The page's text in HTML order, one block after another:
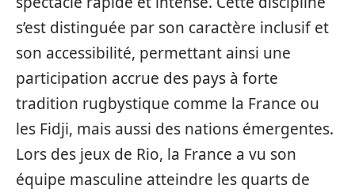
s’est distinguée par son caractère inclusif et
son accessibilité, permettant ainsi une
participation accrue des pays à forte
tradition rugbystique comme la France ou
les Fidji, mais aussi des nations émergentes.
Lors des jeux de Rio, la France a vu son
équipe masculine atteindre les quarts de